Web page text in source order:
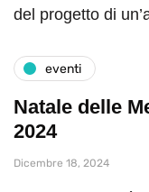
del progetto di
eventi
Natale delle
2024
Dicembre 18, 2024